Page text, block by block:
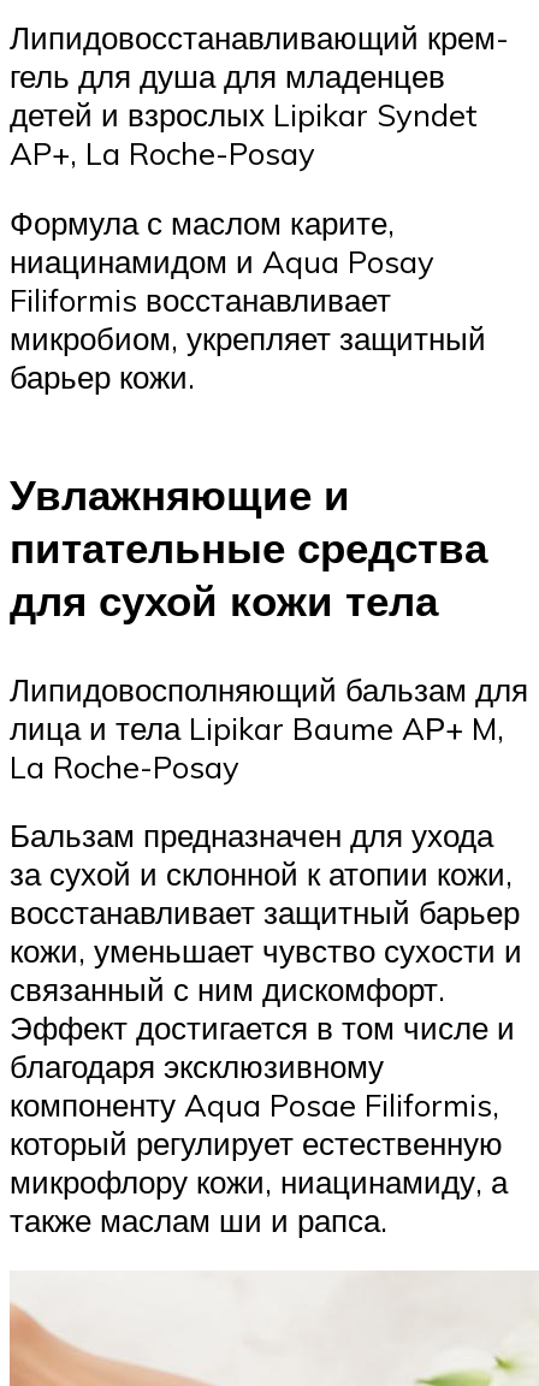
Липидовосстанавливающий крем-
гель для душа для младенцев
детей и взрослых Lipikar Syndet
AP+, La Roche-Posay
Формула с маслом карите,
ниацинамидом и Aqua Posay
Filiformis восстанавливает
микробиом, укрепляет защитный
барьер кожи.
Увлажняющие и
питательные средства
для сухой кожи тела
Липидовосполняющий бальзам для
лица и тела Lipikar Baume AР+ M,
La Roche-Posay
Бальзам предназначен для ухода
за сухой и склонной к атопии кожи,
восстанавливает защитный барьер
кожи, уменьшает чувство сухости и
связанный с ним дискомфорт.
Эффект достигается в том числе и
благодаря эксклюзивному
компоненту Aqua Posae Filiformis,
который регулирует естественную
микрофлору кожи, ниацинамиду, а
также маслам ши и рапса.